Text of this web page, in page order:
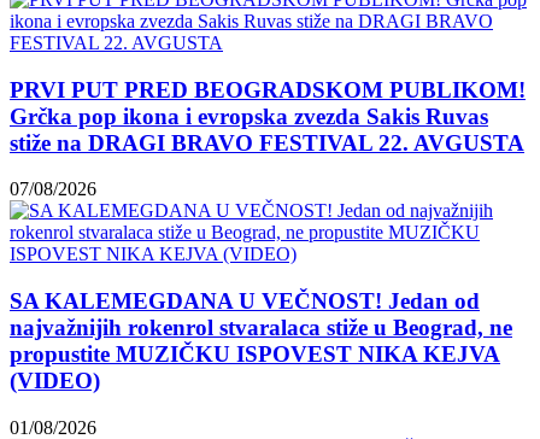
PRVI PUT PRED BEOGRADSKOM PUBLIKOM!
Grčka pop ikona i evropska zvezda Sakis Ruvas
stiže na DRAGI BRAVO FESTIVAL 22. AVGUSTA
07/08/2026
SA KALEMEGDANA U VEČNOST! Jedan od
najvažnijih rokenrol stvaralaca stiže u Beograd, ne
propustite MUZIČKU ISPOVEST NIKA KEJVA
(VIDEO)
01/08/2026